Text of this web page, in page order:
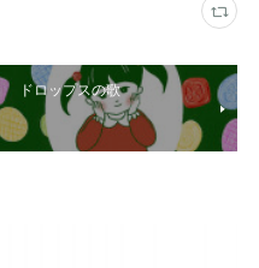
ドロップスの歌